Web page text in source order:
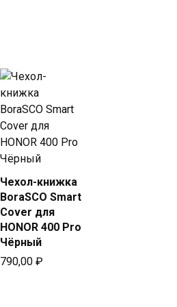
Купить
в Beeline
Чехол-книжка
BoraSCO Smart
Cover для
HONOR 400 Pro
Чёрный
790,00 ₽